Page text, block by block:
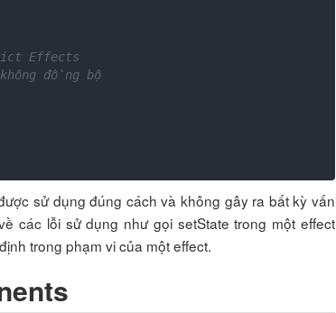
Effects
đồng bộ
sử dụng đúng cách và không gây ra bất kỳ vấn
các lỗi sử dụng như gọi setState trong một effect
trong phạm vi của một effect.